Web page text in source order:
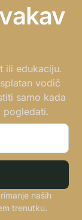
ili edukaciju.
vodič
samo kada
pogledati.
naših
trenutku.